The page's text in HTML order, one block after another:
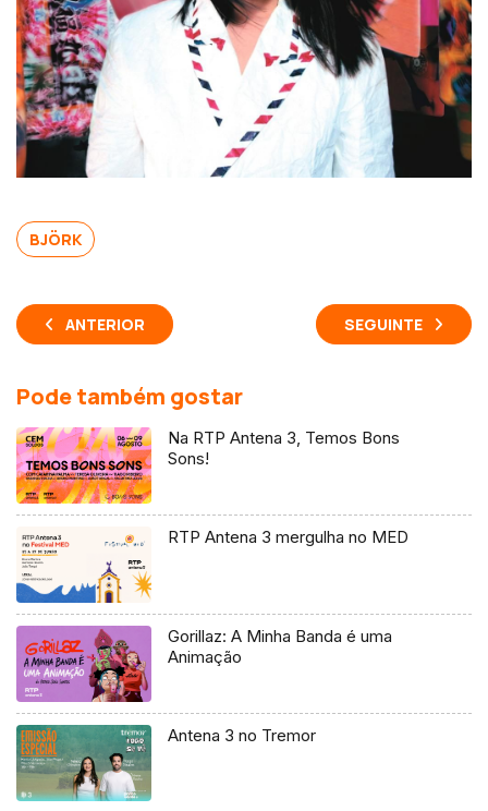
BJÖRK
ANTERIOR SEGUINTE
Pode também gostar
Na RTP Antena 3, Temos Bons
Sons!
RTP Antena 3 mergulha no MED
Gorillaz: A Minha Banda é uma
Animação
Antena 3 no Tremor